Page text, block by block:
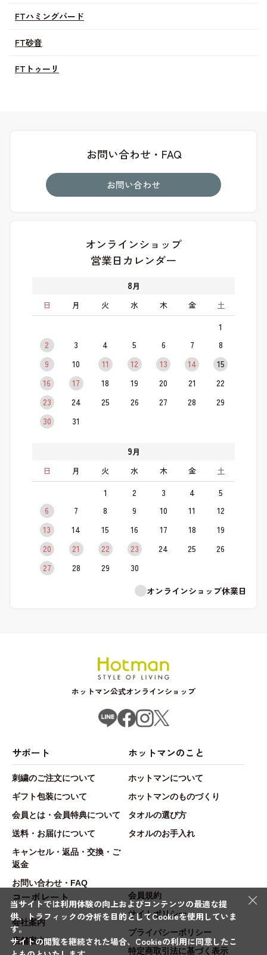
FTハミングバード
FT砂音
FTトゥーリ
お問い合わせ・FAQ
お問い合わせ
オンラインショップ
営業日カレンダー
8月
日
月 火 水 木 金 土
1
2
3 4 5 6 7
8
9
10 11 12 13 14
15
16
17 18 19 20 21
22
23
24 25 26 27 28
29
30
31
9月
日
月 火 水 木 金 土
1 2 3 4
5
6
7 8 9 10 11
12
13
14 15 16 17 18
19
20
21 22 23 24 25
26
27
28 29
30
オンラインショップ休業日
ホットマン公式オンラインショップ
サポート
刺繍のご注文について
ギフト包装について
会員とは・会員特典について
送料・お届けについて
キャンセル・返品・交換・ご
返金
お問い合わせ・FAQ
ホットマンのこと
ホットマンについて
ホットマンのものづくり
タオルの選び方
タオルのお手入れ
コーポレート
会社案内
店舗案内
会員規約
サイトポリシー
プライバシーポリシー
特定商取引法に基づく表示
×
当サイトでは利用体験の向上およびコンテンツの最適な提
供、トラフィックの分析を目的としてCookieを使用していま
す。
サイトの閲覧を継続された場合、Cookieの利用に同意したこ